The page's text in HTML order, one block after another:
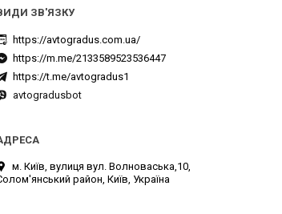
https://avtogradus.com.ua/
https://m.me/2133589523536447
https://t.me/avtogradus1
avtogradusbot
м. Київ, вулиця вул. Волноваська,10,
район, Київ, Україна